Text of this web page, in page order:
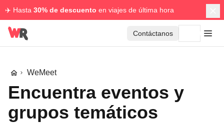
✈️ Hasta 30% de descuento en viajes de última hora
Contáctanos
WeMeet
Encuentra eventos y
grupos temáticos